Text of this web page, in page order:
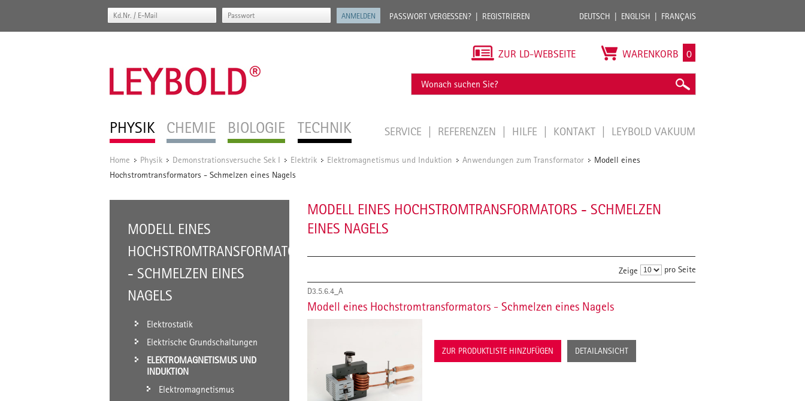
PASSWORT VERGESSEN? REGISTRIEREN DEUTSCH ENGLISH FRANÇAIS
PHYSIK CHEMIE BIOLOGIE TECHNIK
ZUR LD-WEBSEITE WARENKORB 0
SERVICE REFERENZEN HILFE KONTAKT LEYBOLD VAKUUM
Home / Physik / Demonstrationsversuche Sek I / Elektrik / Elektromagnetismus und Induktion / Anwendungen zum Transformator / Modell eines
Hochstromtransformators - Schmelzen eines Nagels
MODELL EINES
HOCHSTROMTRANSFORMATORS
- SCHMELZEN EINES
NAGELS
Elektrostatik
Elektrische Grundschaltungen
ELEKTROMAGNETISMUS UND
INDUKTION
Elektromagnetismus
MODELL EINES HOCHSTROMTRANSFORMATORS - SCHMELZEN
EINES NAGELS
Zeige pro Seite
D3.5.6.4_A
Modell eines Hochstromtransformators - Schmelzen eines Nagels
ZUR PRODUKTLISTE HINZUFÜGEN DETAILANSICHT